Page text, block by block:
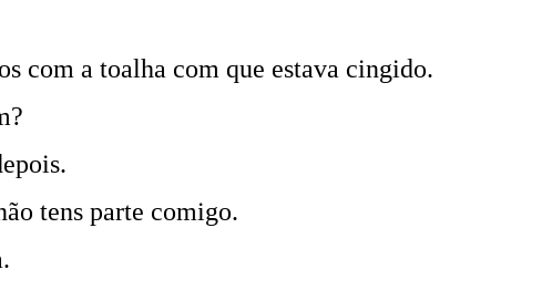
com a toalha com que estava cingido.
tens parte comigo.